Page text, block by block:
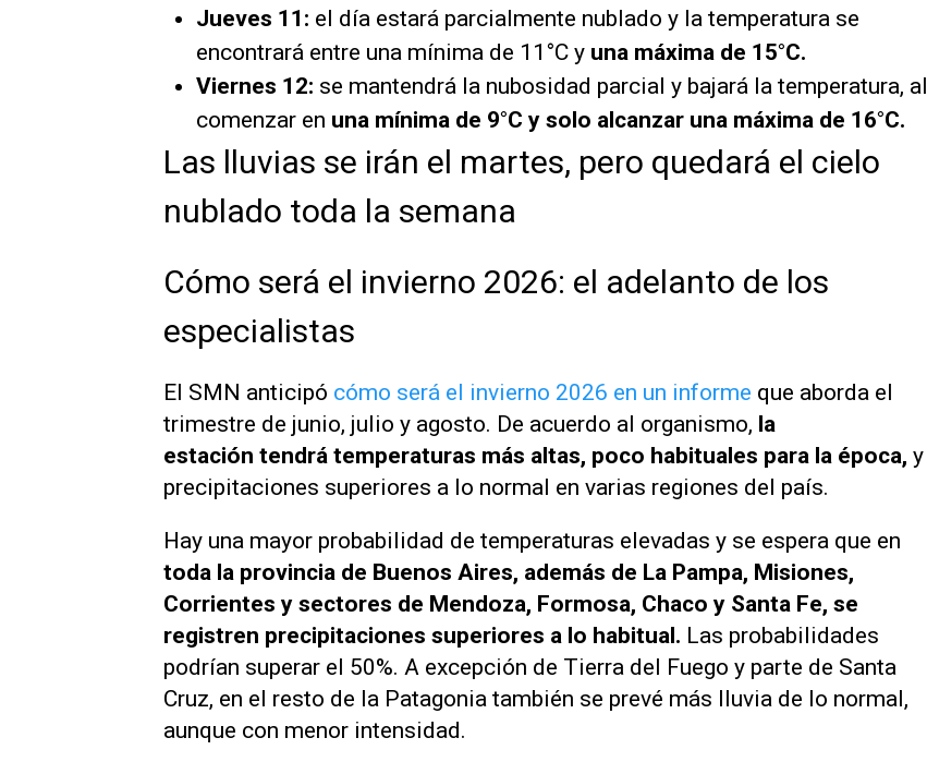
Jueves 11: el día estará parcialmente nublado y la temperatura se
encontrará entre una mínima de 11°C y una máxima de 15°C.
Viernes 12: se mantendrá la nubosidad parcial y bajará la temperatura, al
comenzar en una mínima de 9°C y solo alcanzar una máxima de 16°C.
Las lluvias se irán el martes, pero quedará el cielo
nublado toda la semana
Cómo será el invierno 2026: el adelanto de los
especialistas
El SMN anticipó cómo será el invierno 2026 en un informe que aborda el
trimestre de junio, julio y agosto. De acuerdo al organismo, la
estación tendrá temperaturas más altas, poco habituales para la época, y
precipitaciones superiores a lo normal en varias regiones del país.
Hay una mayor probabilidad de temperaturas elevadas y se espera que en
toda la provincia de Buenos Aires, además de La Pampa, Misiones,
Corrientes y sectores de Mendoza, Formosa, Chaco y Santa Fe, se
registren precipitaciones superiores a lo habitual. Las probabilidades
podrían superar el 50%. A excepción de Tierra del Fuego y parte de Santa
Cruz, en el resto de la Patagonia también se prevé más lluvia de lo normal,
aunque con menor intensidad.